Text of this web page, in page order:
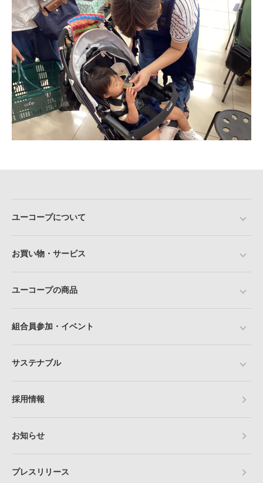
ユーコープについて
お買い物・サービス
ユーコープの商品
組合員参加・イベント
サステナブル
採用情報
お知らせ
プレスリリース